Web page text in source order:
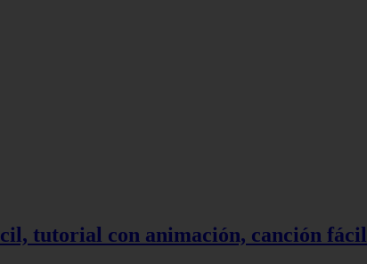
tutorial con animación, canción fácil